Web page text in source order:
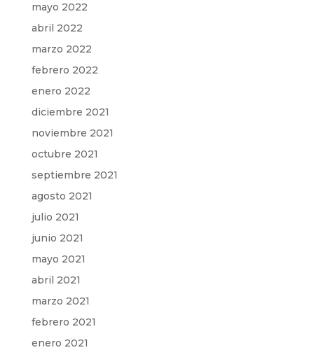
mayo 2022
abril 2022
marzo 2022
febrero 2022
enero 2022
diciembre 2021
noviembre 2021
octubre 2021
septiembre 2021
agosto 2021
julio 2021
junio 2021
mayo 2021
abril 2021
marzo 2021
febrero 2021
enero 2021